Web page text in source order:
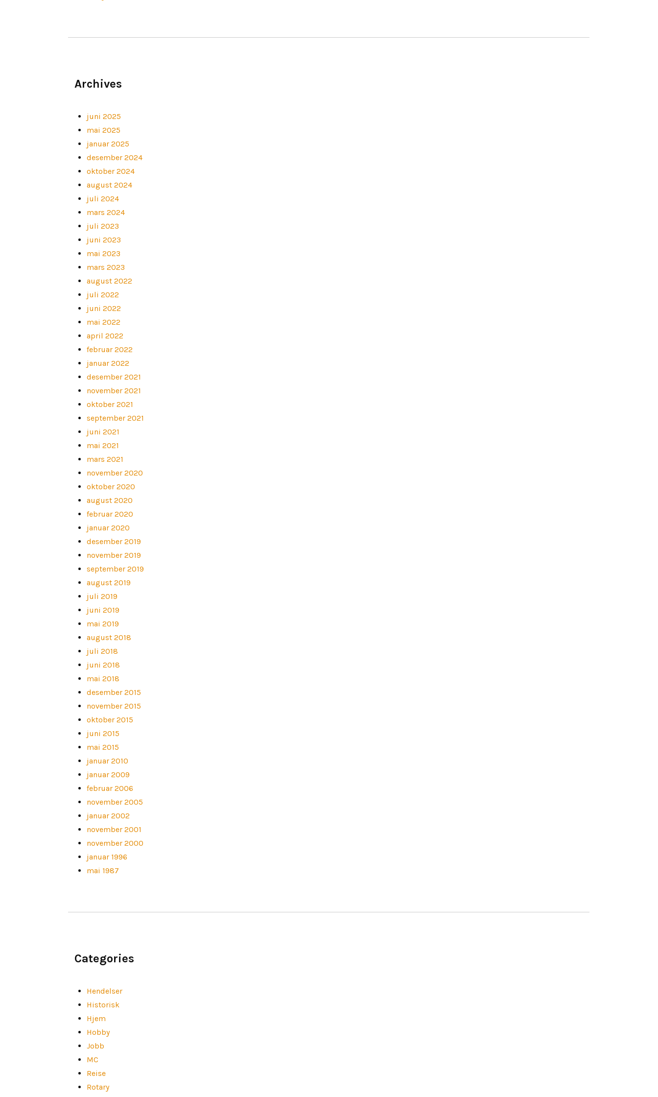
Archives
juni 2025
mai 2025
januar 2025
desember 2024
oktober 2024
august 2024
juli 2024
mars 2024
juli 2023
juni 2023
mai 2023
mars 2023
august 2022
juli 2022
juni 2022
mai 2022
april 2022
februar 2022
januar 2022
desember 2021
november 2021
oktober 2021
september 2021
juni 2021
mai 2021
mars 2021
november 2020
oktober 2020
august 2020
februar 2020
januar 2020
desember 2019
november 2019
september 2019
august 2019
juli 2019
juni 2019
mai 2019
august 2018
juli 2018
juni 2018
mai 2018
desember 2015
november 2015
oktober 2015
juni 2015
mai 2015
januar 2010
januar 2009
februar 2006
november 2005
januar 2002
november 2001
november 2000
januar 1996
mai 1987
Categories
Hendelser
Historisk
Hjem
Hobby
Jobb
MC
Reise
Rotary